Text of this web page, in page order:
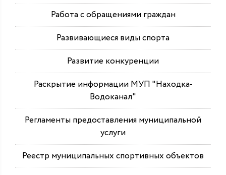
Работа с обращениями граждан
Развивающиеся виды спорта
Развитие конкуренции
Раскрытие информации МУП "Находка-
Водоканал"
Регламенты предоставления муниципальной
услуги
Реестр муниципальных спортивных объектов